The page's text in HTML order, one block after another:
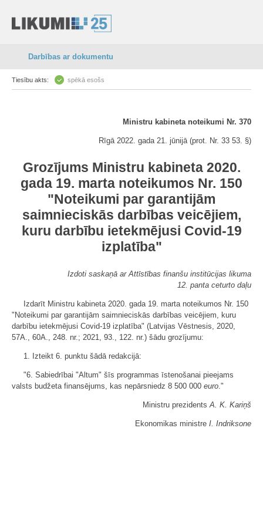
Darbības ar dokumentu
Tiesību akts: spēkā esošs
Ministru kabineta noteikumi Nr. 370
Rīgā 2022. gada 21. jūnijā (prot. Nr. 33 53. §)
Grozījums Ministru kabineta 2020.
gada 19. marta noteikumos Nr. 150
"Noteikumi par garantijām
saimnieciskās darbības veicējiem,
kuru darbību ietekmējusi Covid-19
izplatība"
Izdoti saskaņā ar Attīstības finanšu institūcijas likuma
12. panta ceturto daļu
Izdarīt Ministru kabineta 2020. gada 19. marta noteikumos Nr. 150
"Noteikumi par garantijām saimnieciskās darbības veicējiem, kuru
darbību ietekmējusi Covid-19 izplatība" (Latvijas Vēstnesis, 2020,
57A., 60A., 248. nr.; 2021, 93., 122. nr.) šādu grozījumu:
1. Izteikt 6. punktu šādā redakcijā:
"6. Sabiedrībai "Altum" šīs programmas īstenošanai pieejams
valsts budžeta finansējums, kas nepārsniedz 8 500 000 euro."
Ministru prezidentsA. K. Kariņš
Ekonomikas ministre I. Indriksone